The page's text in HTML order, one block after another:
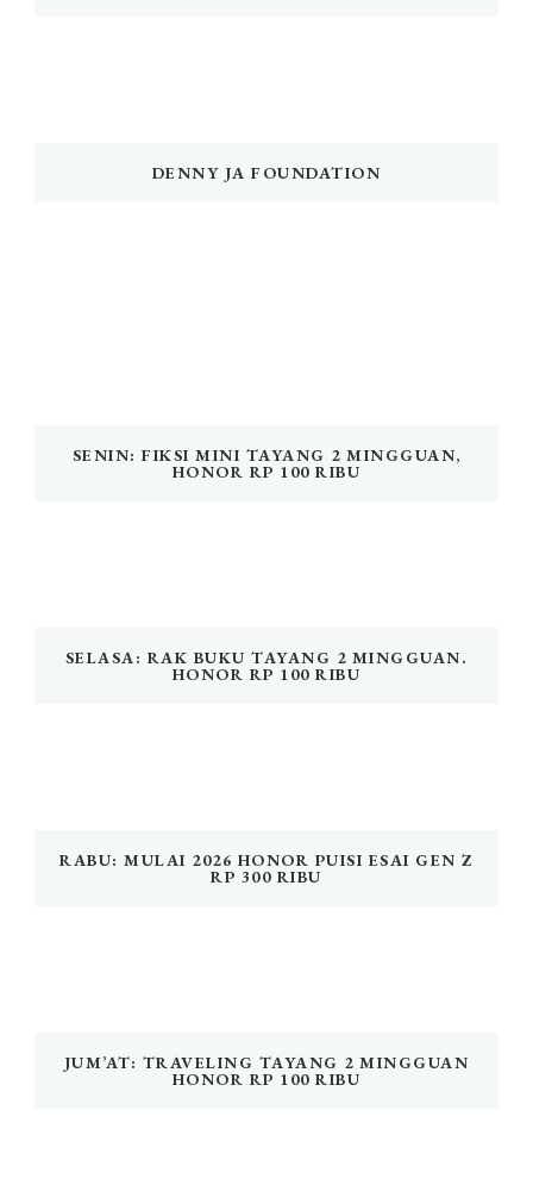
DENNY JA FOUNDATION
SENIN: FIKSI MINI TAYANG 2 MINGGUAN,
HONOR RP 100 RIBU
SELASA: RAK BUKU TAYANG 2 MINGGUAN.
HONOR RP 100 RIBU
RABU: MULAI 2026 HONOR PUISI ESAI GEN Z
RP 300 RIBU
JUM’AT: TRAVELING TAYANG 2 MINGGUAN
HONOR RP 100 RIBU